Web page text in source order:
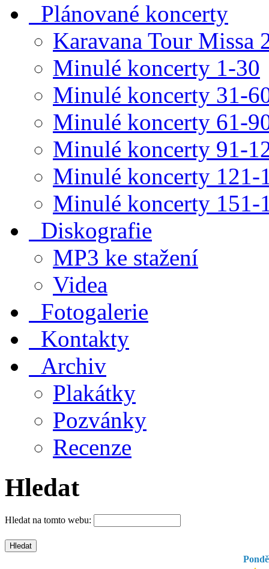
Plánované koncerty
Karavana Tour Missa
Minulé koncerty 1-30
Minulé koncerty 31-
Minulé koncerty 61-
Minulé koncerty 91-
Minulé koncerty 121-
Minulé koncerty 151-
Diskografie
MP3 ke stažení
Videa
Fotogalerie
Kontakty
Archiv
Plakátky
Pozvánky
Recenze
Hledat
Hledat na tomto webu: